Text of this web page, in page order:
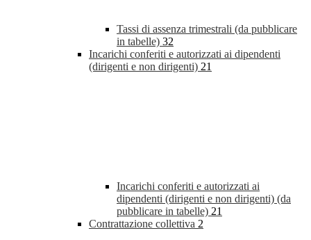
Tassi di assenza trimestrali (da pubblicare
in tabelle) 32
Incarichi conferiti e autorizzati ai dipendenti
(dirigenti e non dirigenti) 21
Incarichi conferiti e autorizzati ai
dipendenti (dirigenti e non dirigenti) (da
pubblicare in tabelle) 21
Contrattazione collettiva 2